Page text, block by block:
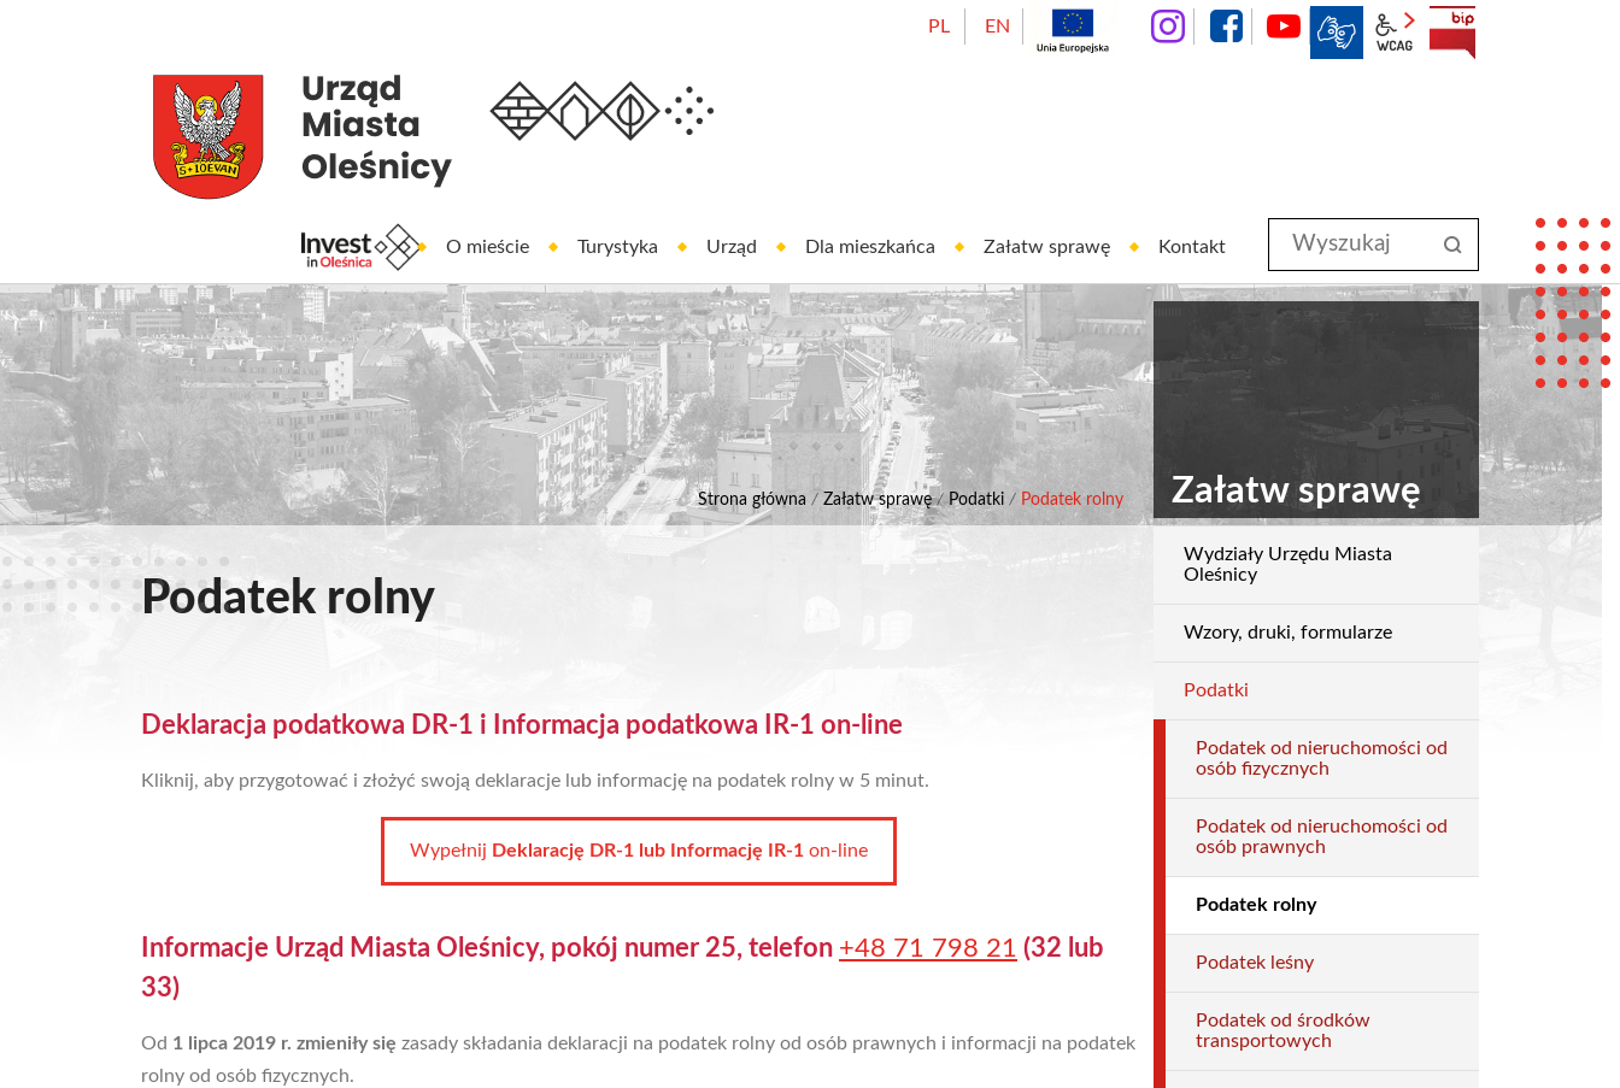
PL EN instagram
facebookYouTube
wcag2.1
Invest In Oleśnica
O mieście Turystyka Urząd Dla mieszkańca Załatw sprawę Kontakt
Wyszukaj
serwisie
Strona główna / Załatw sprawę / Podatki / Podatek rolny Załatw sprawę
Podatek rolny
Deklaracja podatkowa DR-1 i Informacja podatkowa IR-1 on-line
Kliknij, aby przygotować i złożyć swoją deklaracje lub informację na podatek rolny w 5 minut.
Wypełnij Deklarację DR-1 lub Informację IR-1on-line
Informacje Urząd Miasta Oleśnicy, pokój numer 25, telefon +48 71 798 21 (32 lub
33)
Od 1 lipca 2019 r. zmieniły się zasady składania deklaracji na podatek rolny od osób prawnych i informacji na podatek
rolny od osób fizycznych.
Załatw
Wydziały Urzędu Miasta
Oleśnicy
Wzory, druki, formularze
Podatki
Podatek od nieruchomości od
osób fizycznych
Podatek od nieruchomości od
osób prawnych
Podatek rolny
Podatek leśny
Podatek od środków
transportowych